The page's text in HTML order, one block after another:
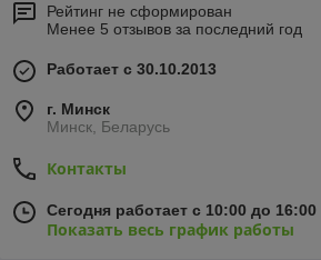
Рейтинг не сформирован
Менее 5 отзывов за последний год
Работает с 30.10.2013
г. Минск
Минск, Беларусь
Контакты
Сегодня работает с 10:00 до 16:00
Показать весь график работы